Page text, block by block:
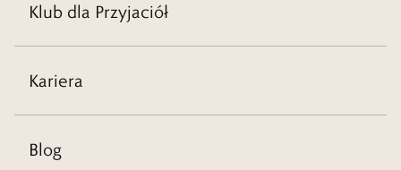
Klub dla Przyjaciół
Kariera
Blog